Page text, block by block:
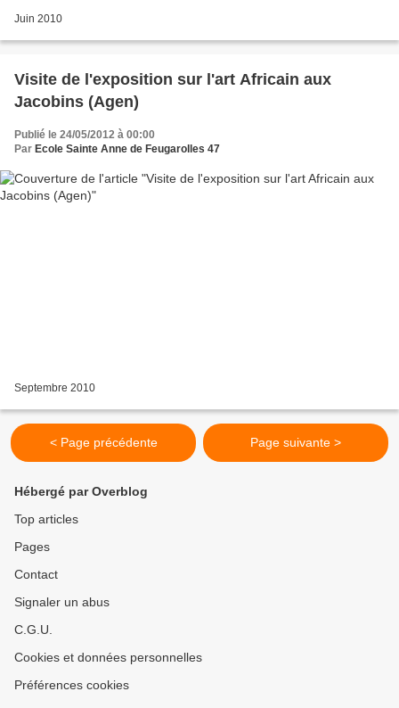
Juin 2010
Visite de l'exposition sur l'art Africain aux
Jacobins (Agen)
Publié le 24/05/2012 à 00:00
Par Ecole Sainte Anne de Feugarolles 47
Septembre 2010
< Page précédente Page suivante >
Hébergé par Overblog
Top articles
Pages
Contact
Signaler un abus
C.G.U.
Cookies et données personnelles
Préférences cookies